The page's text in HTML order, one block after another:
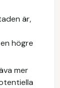
är,
högre
mer